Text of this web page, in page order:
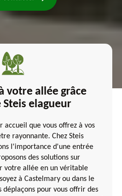
votre allée grâce
elagueur
que vous offrez à vos
rayonnante. Chez Steis
l'importance d'une entrée
des solutions sur
votre allée en un véritable
à Castelmary ou dans le
déplaçons pour vous offrir des